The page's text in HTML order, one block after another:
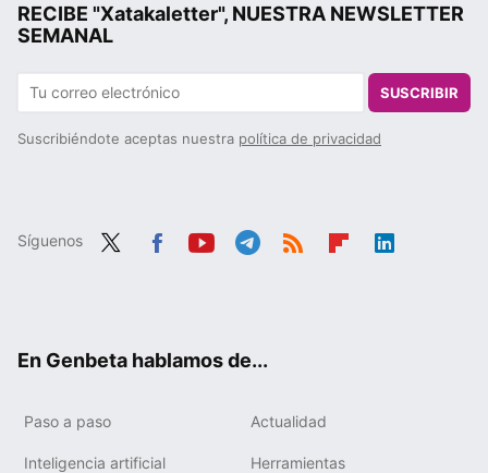
RECIBE "Xatakaletter", NUESTRA NEWSLETTER
SEMANAL
SUSCRIBIR
Suscribiéndote aceptas nuestra política de privacidad
Síguenos
En Genbeta hablamos de...
Paso a paso Actualidad
Inteligencia artificial Herramientas